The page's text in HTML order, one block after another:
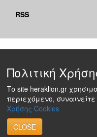
RSS
Πολιτική
Το site heraklion.gr
περιεχόμενο,
Χρήσης Cookies
CLOSE